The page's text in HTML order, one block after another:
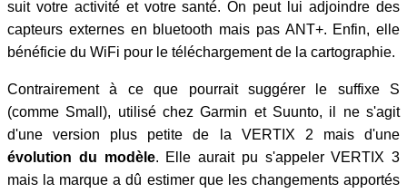
suit votre activité et votre santé. On peut lui adjoindre des
capteurs externes en bluetooth mais pas ANT+. Enfin, elle
bénéficie du WiFi pour le téléchargement de la cartographie.
Contrairement à ce que pourrait suggérer le suffixe S
(comme Small), utilisé chez Garmin et Suunto, il ne s'agit
d'une version plus petite de la VERTIX 2 mais d'une
évolution du modèle. Elle aurait pu s'appeler VERTIX 3
mais la marque a dû estimer que les changements apportés